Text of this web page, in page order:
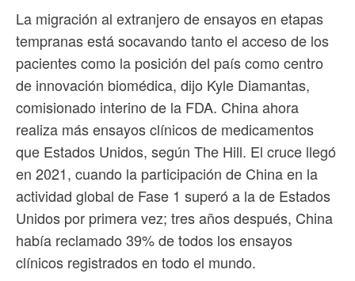
La migración al extranjero de ensayos en etapas
tempranas está socavando tanto el acceso de los
pacientes como la posición del país como centro
de innovación biomédica, dijo Kyle Diamantas,
comisionado interino de la FDA. China ahora
realiza más ensayos clínicos de medicamentos
que Estados Unidos, según The Hill. El cruce llegó
en 2021, cuando la participación de China en la
actividad global de Fase 1 superó a la de Estados
Unidos por primera vez; tres años después, China
había reclamado 39% de todos los ensayos
clínicos registrados en todo el mundo.